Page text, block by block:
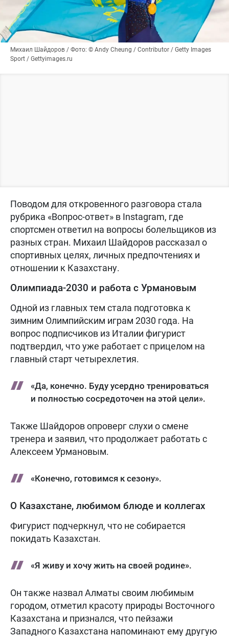
Михаил Шайдоров / Фото: © Andy Cheung / Contributor / Getty Images
Sport / Gettyimages.ru
Поводом для откровенного разговора стала
рубрика «Вопрос-ответ» в Instagram, где
спортсмен ответил на вопросы болельщиков из
разных стран. Михаил Шайдоров рассказал о
спортивных целях, личных предпочтениях и
отношении к Казахстану.
Олимпиада-2030 и работа с Урмановым
Одной из главных тем стала подготовка к
зимним Олимпийским играм 2030 года. На
вопрос подписчиков из Италии фигурист
подтвердил, что уже работает с прицелом на
главный старт четырехлетия.
«Да, конечно. Буду усердно тренироваться
и полностью сосредоточен на этой цели».
Также Шайдоров опроверг слухи о смене
тренера и заявил, что продолжает работать с
Алексеем Урмановым.
«Конечно, готовимся к сезону».
О Казахстане, любимом блюде и коллегах
Фигурист подчеркнул, что не собирается
покидать Казахстан.
«Я живу и хочу жить на своей родине».
Он также назвал Алматы своим любимым
городом, отметил красоту природы Восточного
Казахстана и признался, что пейзажи
Западного Казахстана напоминают ему другую